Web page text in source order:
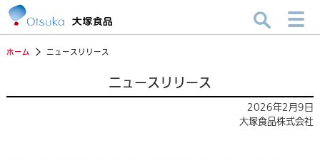
ホーム ニュースリリース
ニュースリリース
2026年2月9日
大塚食品株式会社